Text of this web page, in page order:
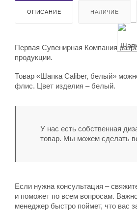
ОПИСАНИЕ НАЛИЧИЕ
Первая Сувенирная Компания
продукции.
Товар «Шапка Caliber, белый»
флис. Цвет изделия – белый.
У нас есть собственная
товар. Мы можем сделать
Если нужна консультация –
и поможет по всем вопросам.
менеджер быстро поймет, что вас